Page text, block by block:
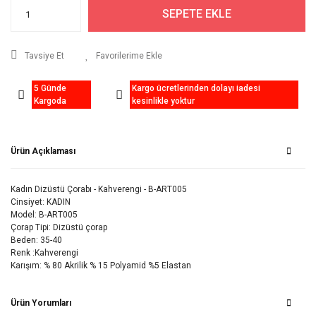
SEPETE EKLE
Tavsiye Et
5 Günde
Kargoda
Kargo ücretlerinden dolayı iadesi
kesinlikle yoktur
Ürün Açıklaması
Kadın Dizüstü Çorabı - Kahverengi - B-ART005
Cinsiyet: KADIN
Model: B-ART005
Çorap Tipi: Dizüstü çorap
Beden: 35-40
Renk :Kahverengi
Karışım: % 80 Akrilik % 15 Polyamid %5 Elastan
Ürün Yorumları